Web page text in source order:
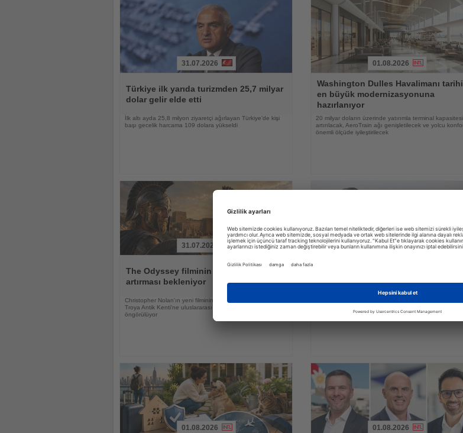
Oku
31.07.2026
Türkiye ilk yarıda turizmden 25,7 milyar
dolar gelir elde etti
İlk altı ayda 25,8 milyon ziyaretçi ağırlayan Türkiye’de kişi
başı gecelik harcama 109 dolara yükseldi
Oku
01.08.2026
Washington Dulles Havalimanı
en büyük modernizasyonuna
hazırlanıyor
20 milyar doların üzerinde yatırımla terminal kapasitesi
artırılacak, AeroTrain ağı genişletilecek ve yolcu
önemli ölçüde iyileştirilecek
Oku
31.07.2026
The Odyssey filminin Troya'ya ilgiyi
artırması bekleniyor
Christopher Nolan'ın yeni filminin UNESCO Dünya Mirası
Troya Antik Kenti'ne uluslararası ilgiyi güçlendirmesi
öngörülüyor
Oku
31.07.2026
balonla başladı
01.08.2026 01.08.2026